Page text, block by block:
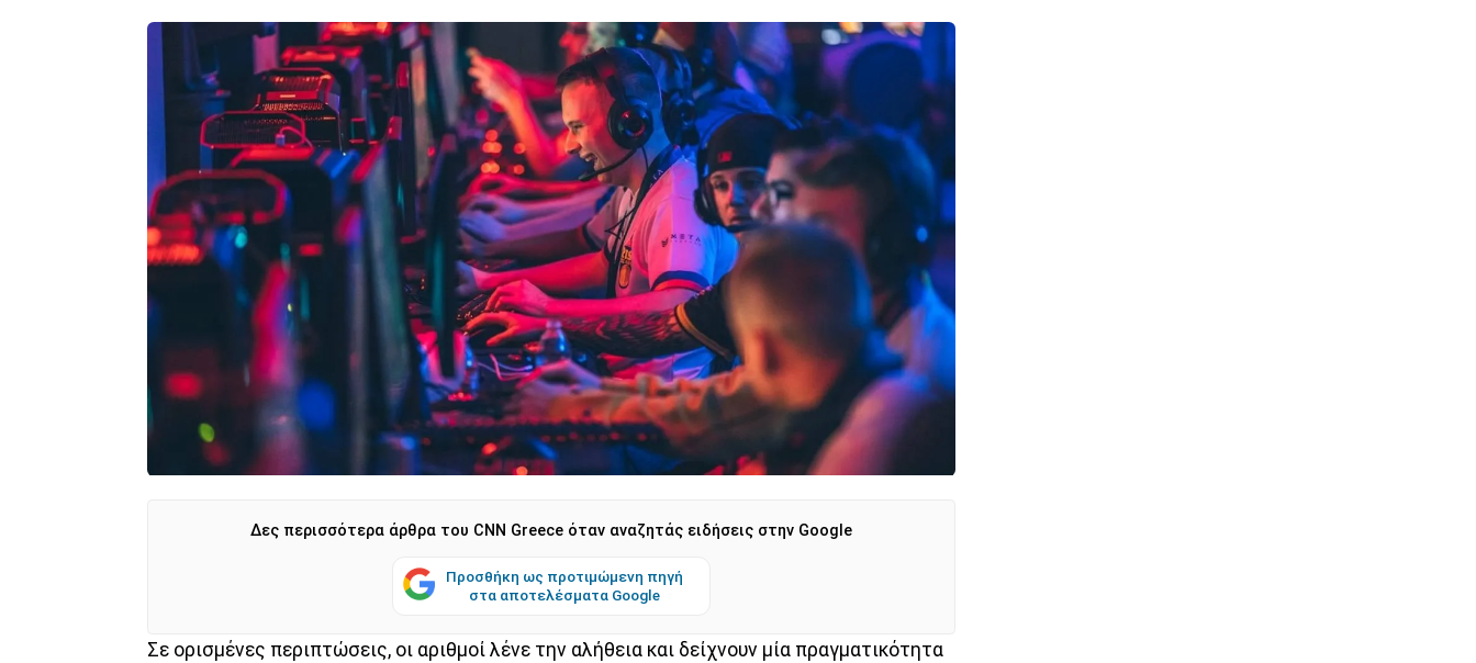
Δες περισσότερα άρθρα του CNN Greece όταν αναζητάς ειδήσεις στην Google
Προσθήκη ως προτιμώμενη πηγή
στα αποτελέσματα Google
Σε ορισμένες περιπτώσεις, οι αριθμοί λένε την αλήθεια και δείχνουν μία πραγματικότητα